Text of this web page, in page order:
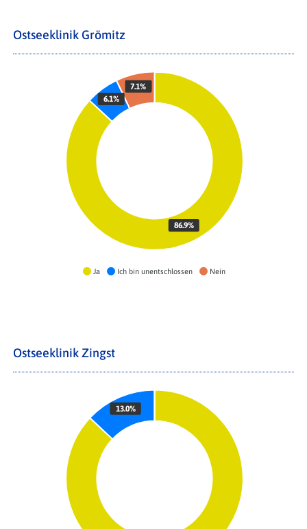
Ostseeklinik Grömitz
Ja Ich bin unentschlossen Nein
86.9%
6.1%
7.1%
Ostseeklinik Zingst
13.0%